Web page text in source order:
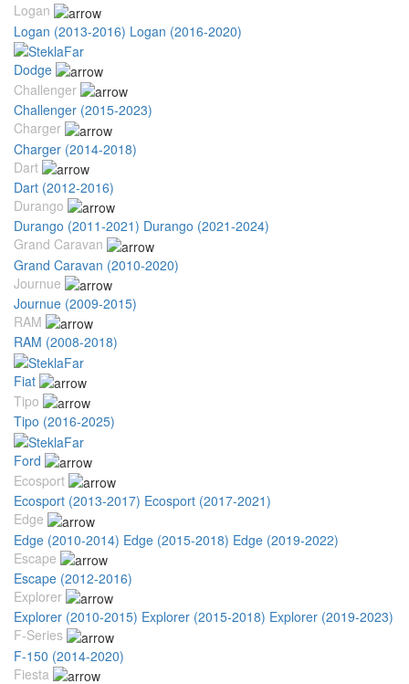
Logan
Logan (2013-2016) Logan (2016-2020)
Dodge
Challenger
Challenger (2015-2023)
Charger
Charger (2014-2018)
Dart
Dart (2012-2016)
Durango
Durango (2011-2021) Durango (2021-2024)
Grand Caravan
Grand Caravan (2010-2020)
Journue
Journue (2009-2015)
RAM
RAM (2008-2018)
Fiat
Tipo
Tipo (2016-2025)
Ford
Ecosport
Ecosport (2013-2017) Ecosport (2017-2021)
Edge
Edge (2010-2014) Edge (2015-2018) Edge (2019-2022)
Escape
Escape (2012-2016)
Explorer
Explorer (2010-2015) Explorer (2015-2018) Explorer (2019-2023)
F-Series
F-150 (2014-2020)
Fiesta